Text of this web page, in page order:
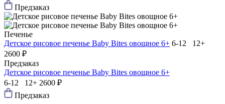
Предзаказ
Печенье
Детское рисовое печенье Baby Bites овощное 6+ 6-12 12+
2600 ₽
Предзаказ
Детское рисовое печенье Baby Bites овощное 6+
6-12 12+ 2600 ₽
Предзаказ